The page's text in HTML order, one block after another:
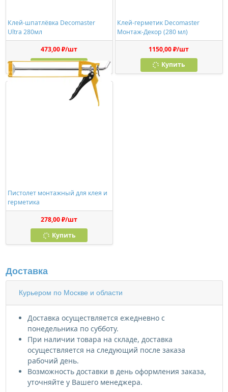
Клей-шпатлёвка Decomaster
Ultra 280мл
473,00 ₽/шт
Купить
Клей-герметик Decomaster
Монтаж-Декор (280 мл)
1150,00 ₽/шт
Купить
Пистолет монтажный для клея и
герметика
278,00 ₽/шт
Купить
Доставка
Курьером по Москве и области
Доставка осуществляется ежедневно с
понедельника по субботу.
При наличии товара на складе, доставка
осуществляется на следующий после заказа
рабочий день.
Возможность доставки в день оформления заказа,
уточняйте у Вашего менеджера.